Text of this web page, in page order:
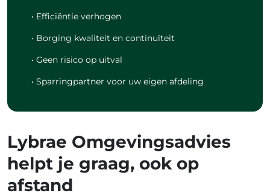
• Efficiëntie verhogen
• Borging kwaliteit en continuïteit
• Geen risico op uitval
• Sparringpartner voor uw eigen afdeling
Lybrae Omgevingsadvies
helpt je graag, ook op
afstand